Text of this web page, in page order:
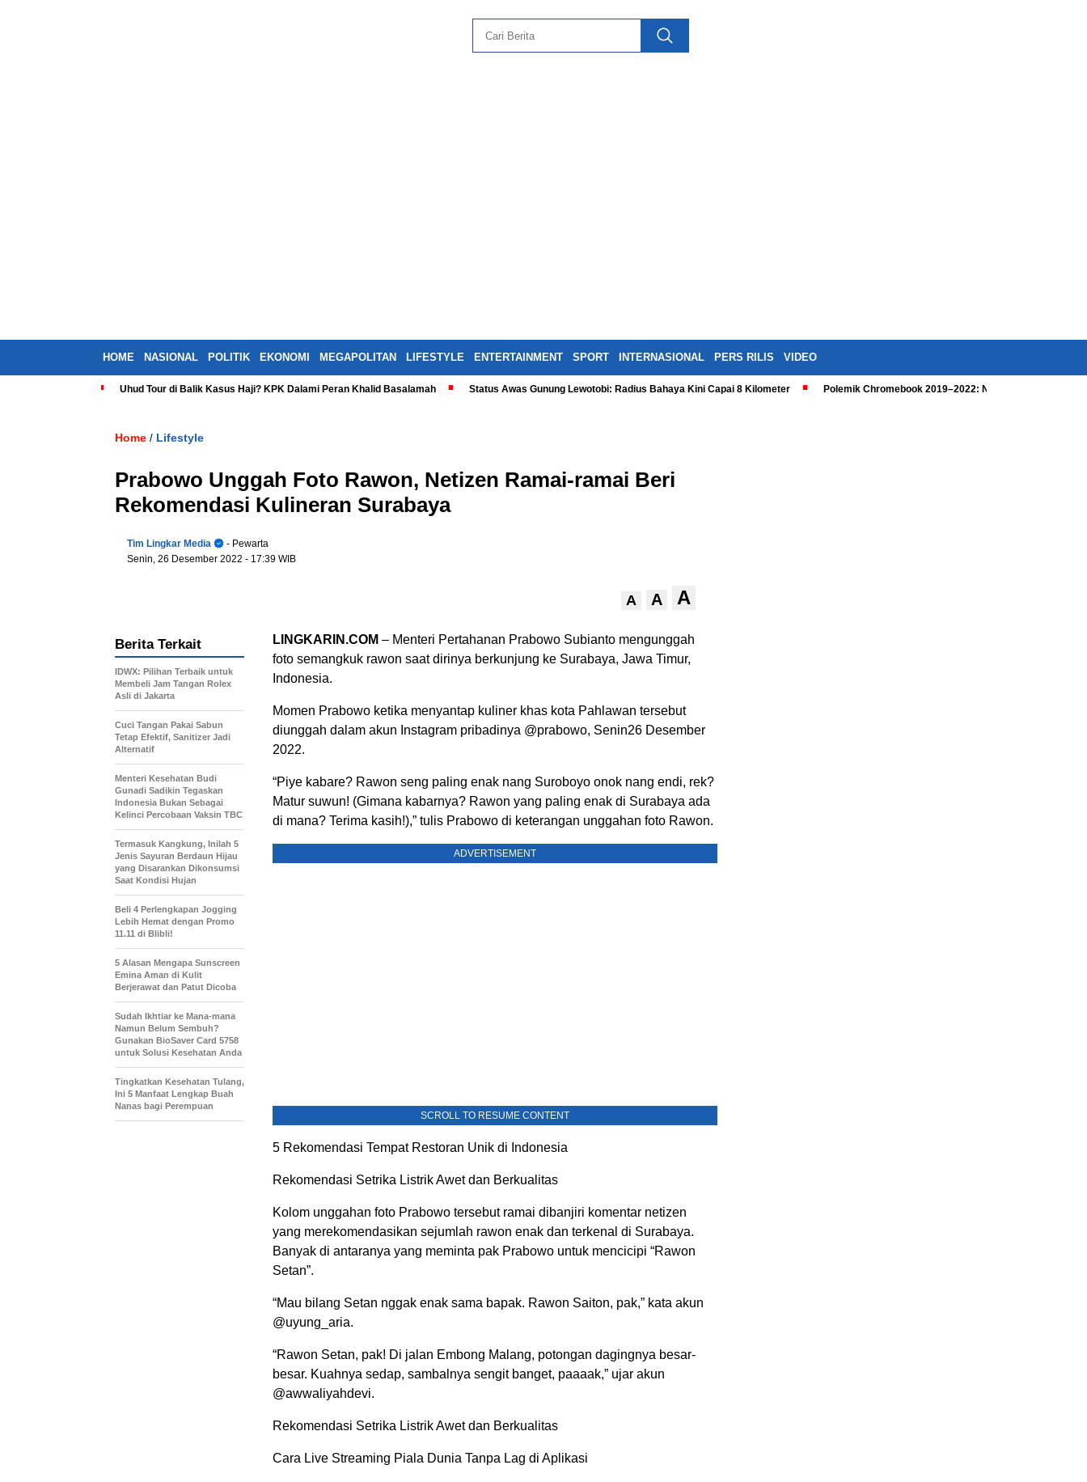
HOME NASIONAL POLITIK EKONOMI MEGAPOLITAN LIFESTYLE ENTERTAINMENT SPORT INTERNASIONAL PERS RILIS VIDEO
Uhud Tour di Balik Kasus Haji? KPK Dalami Peran Khalid Basalamah Status Awas Gunung Lewotobi: Radius Bahaya Kini Capai 8 Kilometer Polemik Chromebook 2019–2022: Nadiem Dipanggil,
Home / Lifestyle
Prabowo Unggah Foto Rawon, Netizen Ramai-ramai Beri
Rekomendasi Kulineran Surabaya
Tim Lingkar Media
- Pewarta
Senin, 26 Desember 2022 - 17:39 WIB
A A A
LINGKARIN.COM – Menteri Pertahanan Prabowo Subianto mengunggah
foto semangkuk rawon saat dirinya berkunjung ke Surabaya, Jawa Timur,
Indonesia.
Momen Prabowo ketika menyantap kuliner khas kota Pahlawan tersebut
diunggah dalam akun Instagram pribadinya @prabowo, Senin26 Desember
2022.
“Piye kabare? Rawon seng paling enak nang Suroboyo onok nang endi, rek?
Matur suwun! (Gimana kabarnya? Rawon yang paling enak di Surabaya ada
di mana? Terima kasih!),” tulis Prabowo di keterangan unggahan foto Rawon.
ADVERTISEMENT
SCROLL TO RESUME CONTENT
5 Rekomendasi Tempat Restoran Unik di Indonesia
Rekomendasi Setrika Listrik Awet dan Berkualitas
Kolom unggahan foto Prabowo tersebut ramai dibanjiri komentar netizen
yang merekomendasikan sejumlah rawon enak dan terkenal di Surabaya.
Banyak di antaranya yang meminta pak Prabowo untuk mencicipi “Rawon
Setan”.
“Mau bilang Setan nggak enak sama bapak. Rawon Saiton, pak,” kata akun
@uyung_aria.
“Rawon Setan, pak! Di jalan Embong Malang, potongan dagingnya besar-
besar. Kuahnya sedap, sambalnya sengit banget, paaaak,” ujar akun
@awwaliyahdevi.
Rekomendasi Setrika Listrik Awet dan Berkualitas
Cara Live Streaming Piala Dunia Tanpa Lag di Aplikasi
Berita Terkait
IDWX: Pilihan Terbaik untuk
Membeli Jam Tangan Rolex
Asli di Jakarta
Cuci Tangan Pakai Sabun
Tetap Efektif, Sanitizer Jadi
Alternatif
Menteri Kesehatan Budi
Gunadi Sadikin Tegaskan
Indonesia Bukan Sebagai
Kelinci Percobaan Vaksin TBC
Termasuk Kangkung, Inilah 5
Jenis Sayuran Berdaun Hijau
yang Disarankan Dikonsumsi
Saat Kondisi Hujan
Beli 4 Perlengkapan Jogging
Lebih Hemat dengan Promo
11.11 di Blibli!
5 Alasan Mengapa Sunscreen
Emina Aman di Kulit
Berjerawat dan Patut Dicoba
Sudah Ikhtiar ke Mana-mana
Namun Belum Sembuh?
Gunakan BioSaver Card 5758
untuk Solusi Kesehatan Anda
Tingkatkan Kesehatan Tulang,
Ini 5 Manfaat Lengkap Buah
Nanas bagi Perempuan